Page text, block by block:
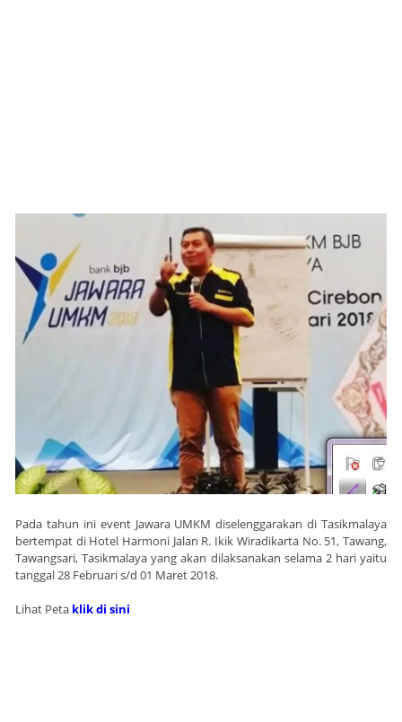
Pada tahun ini event Jawara UMKM diselenggarakan di Tasikmalaya
bertempat di Hotel Harmoni Jalan R. Ikik Wiradikarta No. 51, Tawang,
Tawangsari, Tasikmalaya yang akan dilaksanakan selama 2 hari yaitu
tanggal 28 Februari s/d 01 Maret 2018.
Lihat Peta klik di sini